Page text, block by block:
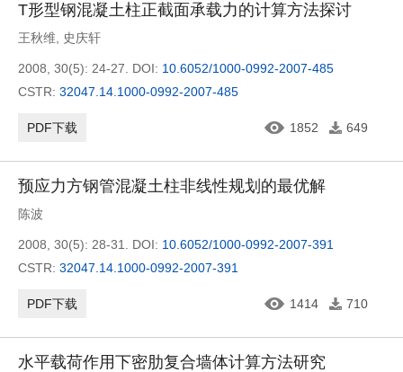
T形型钢混凝土柱正截面承载力的计算方法探讨
王秋维 史庆轩
2008, 30(5): 24-27. DOI: 10.6052/1000-0992-2007-485
CSTR: 32047.14.1000-0992-2007-485
PDF下载 1852 649
预应力方钢管混凝土柱非线性规划的最优解
陈波
2008, 30(5): 28-31. DOI: 10.6052/1000-0992-2007-391
CSTR: 32047.14.1000-0992-2007-391
PDF下载 1414 710
水平载荷作用下密肋复合墙体计算方法研究